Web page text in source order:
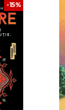
-15%